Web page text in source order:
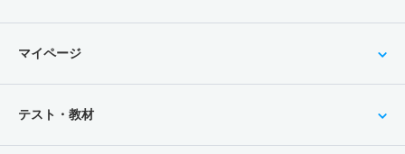
マイページ
テスト・教材